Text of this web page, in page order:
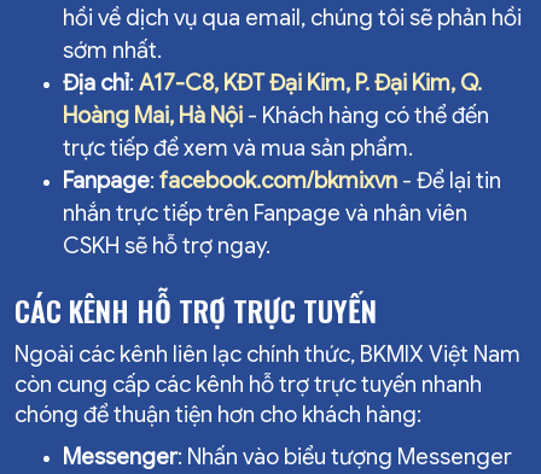
hồi về dịch vụ qua email, chúng tôi sẽ phản hồi
sớm nhất.
Địa chỉ: A17-C8, KĐT Đại Kim, P. Đại Kim, Q.
Hoàng Mai, Hà Nội - Khách hàng có thể đến
trực tiếp để xem và mua sản phẩm.
Fanpage: facebook.com/bkmixvn - Để lại tin
nhắn trực tiếp trên Fanpage và nhân viên
CSKH sẽ hỗ trợ ngay.
CÁC KÊNH HỖ TRỢ TRỰC TUYẾN
Ngoài các kênh liên lạc chính thức, BKMIX Việt Nam
còn cung cấp các kênh hỗ trợ trực tuyến nhanh
chóng để thuận tiện hơn cho khách hàng:
Messenger: Nhấn vào biểu tượng Messenger